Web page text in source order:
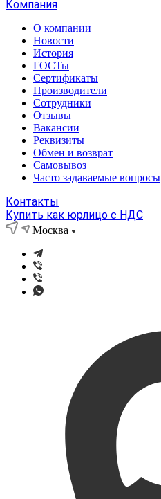
Компания
О компании
Новости
История
ГОСТы
Сертификаты
Производители
Сотрудники
Отзывы
Вакансии
Реквизиты
Обмен и возврат
Самовывоз
Часто задаваемые вопросы
Контакты
Купить как юрлицо с НДС
Москва